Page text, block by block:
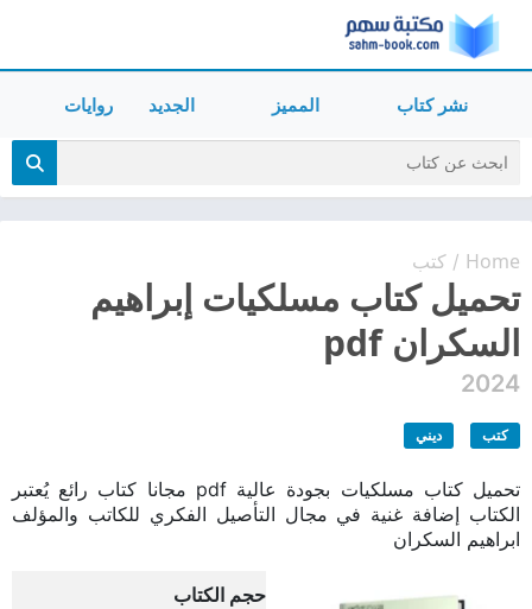
نشر كتاب المميز الجديد روايات
Home
/ كتب
تحميل كتاب مسلكيات إبراهيم
السكران pdf
2024
كتب ديني
تحميل كتاب مسلكيات بجودة عالية pdf مجانا كتاب رائع يُعتبر
الكتاب إضافة غنية في مجال التأصيل الفكري للكاتب والمؤلف
ابراهيم السكران
حجم الكتاب